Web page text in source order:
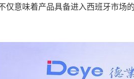
仅意味着产品具备进入西班牙市